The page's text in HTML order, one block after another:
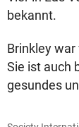
bekannt.
Brinkley
Sie ist auch
gesundes